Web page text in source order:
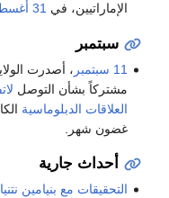
الإماراتيين، في 31 أغسطس
سبتمبر
11 سبتمبر
، أصدرت
مشتركاً بشأن التوصل
العلاقات الدبلوماسية
غضون شهر.
أحداث جارية
التحقيقات مع بنيامين